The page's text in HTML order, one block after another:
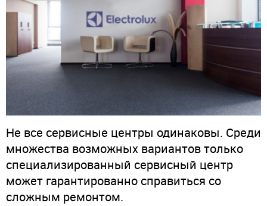
Не все сервисные центры одинаковы. Среди
множества возможных вариантов только
специализированный сервисный центр
может гарантированно справиться со
сложным ремонтом.